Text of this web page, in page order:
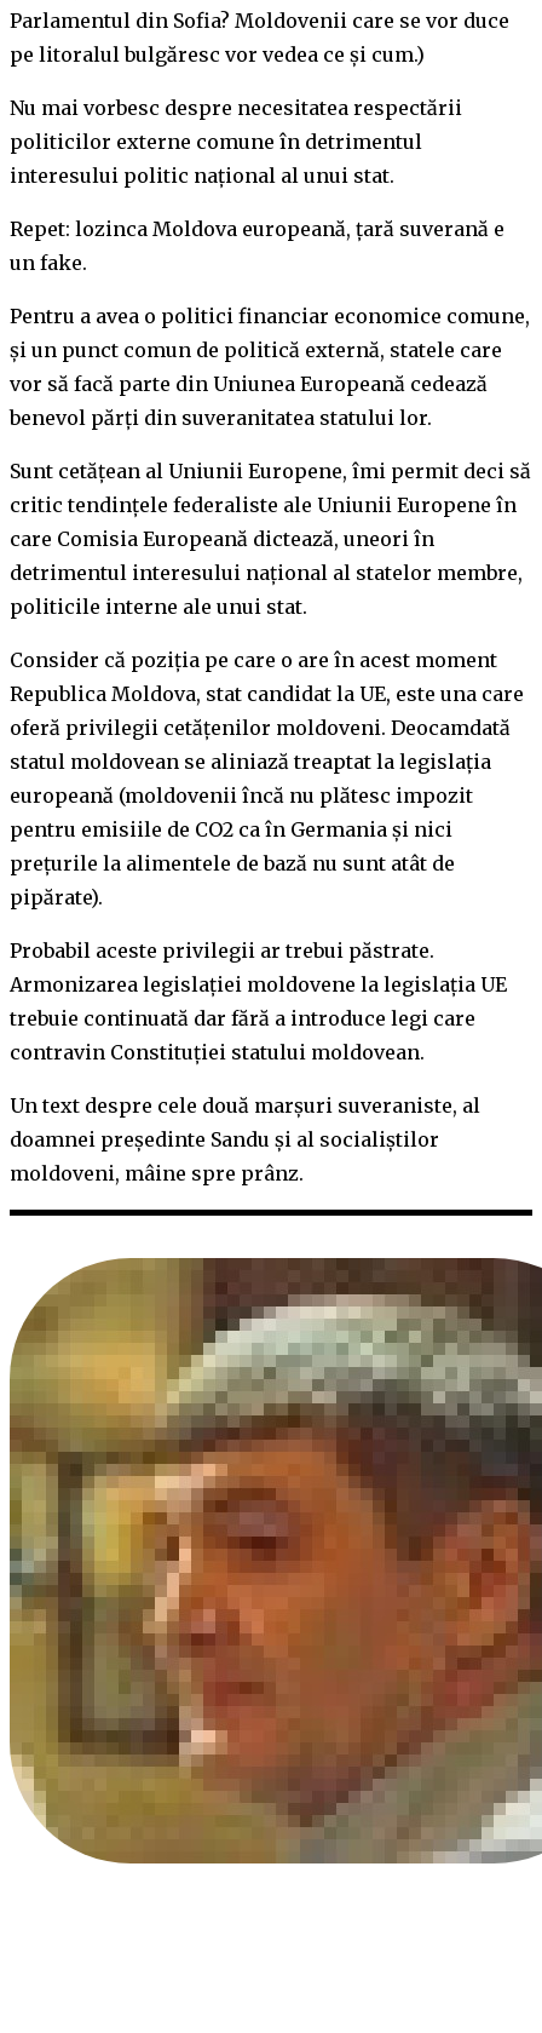
Parlamentul din Sofia? Moldovenii care se vor duce
pe litoralul bulgăresc vor vedea ce și cum.)
Nu mai vorbesc despre necesitatea respectării
politicilor externe comune în detrimentul
interesului politic național al unui stat.
Repet: lozinca Moldova europeană, țară suverană e
un fake.
Pentru a avea o politici financiar economice comune,
și un punct comun de politică externă, statele care
vor să facă parte din Uniunea Europeană cedează
benevol părți din suveranitatea statului lor.
Sunt cetățean al Uniunii Europene, îmi permit deci să
critic tendințele federaliste ale Uniunii Europene în
care Comisia Europeană dictează, uneori în
detrimentul interesului național al statelor membre,
politicile interne ale unui stat.
Consider că poziția pe care o are în acest moment
Republica Moldova, stat candidat la UE, este una care
oferă privilegii cetățenilor moldoveni. Deocamdată
statul moldovean se aliniază treaptat la legislația
europeană (moldovenii încă nu plătesc impozit
pentru emisiile de CO2 ca în Germania și nici
prețurile la alimentele de bază nu sunt atât de
pipărate).
Probabil aceste privilegii ar trebui păstrate.
Armonizarea legislației moldovene la legislația UE
trebuie continuată dar fără a introduce legi care
contravin Constituției statului moldovean.
Un text despre cele două marșuri suveraniste, al
doamnei președinte Sandu și al socialiștilor
moldoveni, mâine spre prânz.